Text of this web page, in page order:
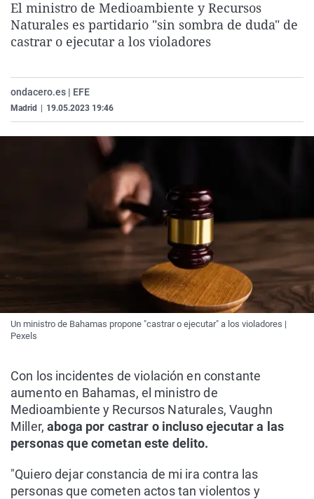
La rosa de los vientos
Gente viajera
Caso
Retornados
Extremadura
Galicia
Virales
Televisión
El ministro de Medioambiente y Recursos
Naturales es partidario "sin sombra de duda" de
castrar o ejecutar a los violadores
ondacero.es | EFE
Madrid 19.05.2023 19:46
Un ministro de Bahamas propone "castrar o ejecutar" a los violadores |
Pexels
Con los incidentes de violación en constante
aumento en Bahamas, el ministro de
Medioambiente y Recursos Naturales, Vaughn
Miller, aboga por castrar o incluso ejecutar a las
personas que cometan este delito.
"Quiero dejar constancia de mi ira contra las
personas que cometen actos tan violentos y